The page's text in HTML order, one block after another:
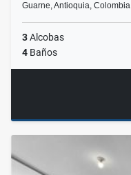
Guarne, Antioquia, Colombia
3Alcobas
4 Baños